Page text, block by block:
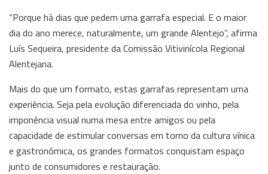
“Porque há dias que pedem uma garrafa especial. E o maior
dia do ano merece, naturalmente, um grande Alentejo”, afirma
Luís Sequeira, presidente da Comissão Vitivinícola Regional
Alentejana.
Mais do que um formato, estas garrafas representam uma
experiência. Seja pela evolução diferenciada do vinho, pela
imponência visual numa mesa entre amigos ou pela
capacidade de estimular conversas em torno da cultura vínica
e gastronómica, os grandes formatos conquistam espaço
junto de consumidores e restauração.